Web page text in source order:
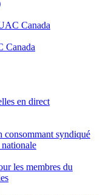
Canada
Canada
en direct
consommant syndiqué
les membres du